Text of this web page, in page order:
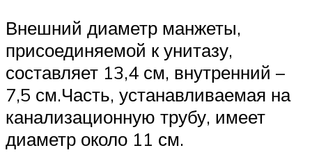
Внешний диаметр манжеты,
присоединяемой к унитазу,
составляет 13,4 см, внутренний –
7,5 см.Часть, устанавливаемая на
канализационную трубу, имеет
диаметр около 11 см.